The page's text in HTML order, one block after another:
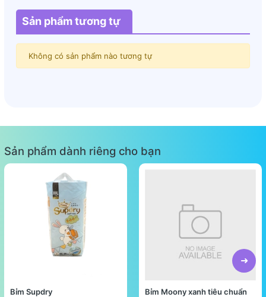
Sản phẩm tương tự
Không có sản phẩm nào tương tự
Sản phẩm dành riêng cho bạn
Bỉm Supdry
Bỉm Moony xanh tiêu chuẩn